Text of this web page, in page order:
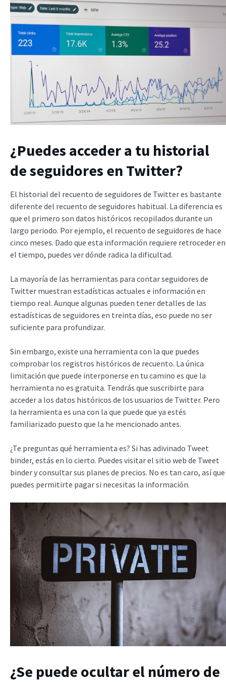
¿Puedes acceder a tu historial
de seguidores en Twitter?
El historial del recuento de seguidores de Twitter es bastante
diferente del recuento de seguidores habitual. La diferencia es
que el primero son datos históricos recopilados durante un
largo periodo. Por ejemplo, el recuento de seguidores de hace
cinco meses. Dado que esta información requiere retroceder en
el tiempo, puedes ver dónde radica la dificultad.
La mayoría de las herramientas para contar seguidores de
Twitter muestran estadísticas actuales e información en
tiempo real. Aunque algunas pueden tener detalles de las
estadísticas de seguidores en treinta días, eso puede no ser
suficiente para profundizar.
Sin embargo, existe una herramienta con la que puedes
comprobar los registros históricos de recuento. La única
limitación que puede interponerse en tu camino es que la
herramienta no es gratuita. Tendrás que suscribirte para
acceder a los datos históricos de los usuarios de Twitter. Pero
la herramienta es una con la que puede que ya estés
familiarizado puesto que la he mencionado antes.
¿Te preguntas qué herramienta es? Si has adivinado Tweet
binder, estás en lo cierto. Puedes visitar el sitio web de Tweet
binder y consultar sus planes de precios. No es tan caro, así que
puedes permitirte pagar si necesitas la información.
¿Se puede ocultar el número de